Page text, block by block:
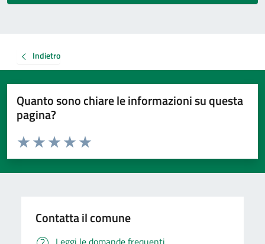
Indietro
Quanto sono chiare le informazioni su questa
pagina?
Valuta da 1 a 5 stelle la pagina
Valuta 5 stelle su 5
Valuta 4 stelle su 5
Valuta 3 stelle su 5
Valuta 2 stelle su 5
Valuta 1 stelle su 5
Contatta il comune